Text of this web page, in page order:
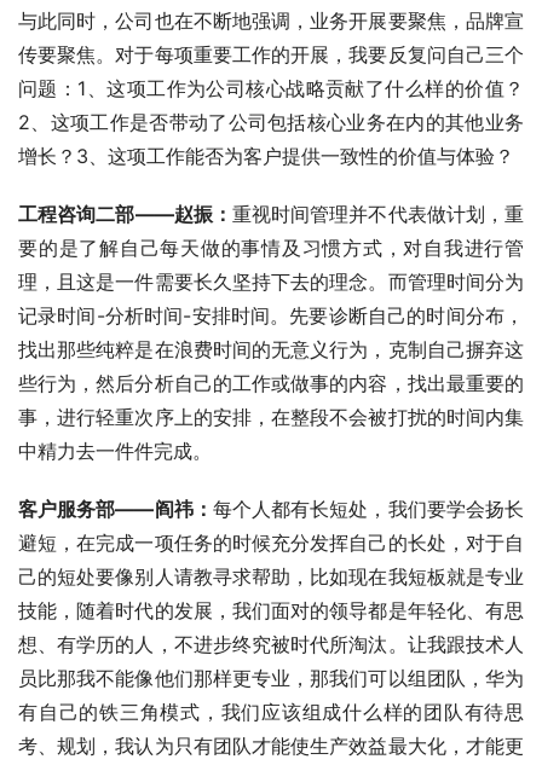
与此同时，公司也在不断地强调，业务开展要聚焦，品牌宣
传要聚焦。对于每项重要工作的开展，我要反复问自己三个
问题：1、这项工作为公司核心战略贡献了什么样的价值？
2、这项工作是否带动了公司包括核心业务在内的其他业务
增长？3、这项工作能否为客户提供一致性的价值与体验？
工程咨询二部——赵振： 重视时间管理并不代表做计划，重
要的是了解自己每天做的事情及习惯方式，对自我进行管
理，且这是一件需要长久坚持下去的理念。而管理时间分为
记录时间-分析时间-安排时间。先要诊断自己的时间分布，
找出那些纯粹是在浪费时间的无意义行为，克制自己摒弃这
些行为，然后分析自己的工作或做事的内容，找出最重要的
事，进行轻重次序上的安排，在整段不会被打扰的时间内集
中精力去一件件完成。
客户服务部——阎祎： 每个人都有长短处，我们要学会扬长
避短，在完成一项任务的时候充分发挥自己的长处，对于自
己的短处要像别人请教寻求帮助，比如现在我短板就是专业
技能，随着时代的发展，我们面对的领导都是年轻化、有思
想、有学历的人，不进步终究被时代所淘汰。让我跟技术人
员比那我不能像他们那样更专业，那我们可以组团队，华为
有自己的铁三角模式，我们应该组成什么样的团队有待思
考、规划，我认为只有团队才能使生产效益最大化，才能更